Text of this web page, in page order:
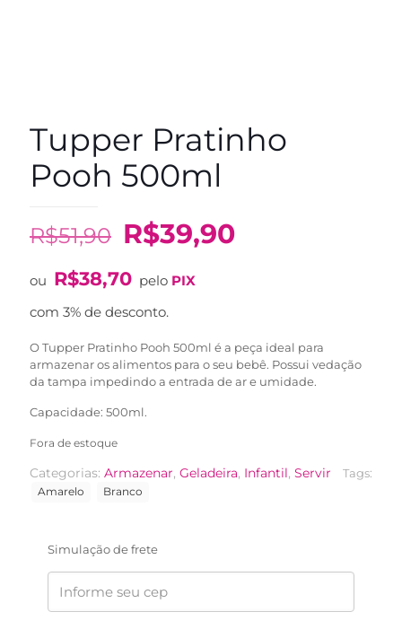
Tupper Pratinho
Pooh 500ml
R$51,90 O
original
era:
R$51,90.
R$39,90O
R$39,90.
ou R$38,70 pelo PIX
com 3% de desconto.
O Tupper Pratinho Pooh 500ml é a peça ideal para
armazenar os alimentos para o seu bebê. Possui vedação
da tampa impedindo a entrada de ar e umidade.
Capacidade: 500ml.
Fora de estoque
Categorias: Armazenar, Geladeira, Infantil, Servir Tags:
Amarelo Branco
Simulação de frete